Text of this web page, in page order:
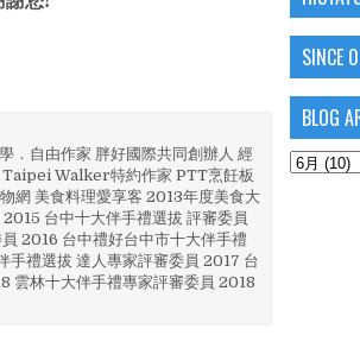
．自由作家 胖好國際共同創辦人 經
Taipei Walker特約作家 PTT烹飪板
網 美食料理愛享客 2013年度美食大
台中十大伴手禮選拔 評審委員
2016 台中禮好台中市十大伴手禮
手禮選拔 達人專家評審委員 2017 台
雲林十大伴手禮專家評審委員 2018
SINCE
BLOG